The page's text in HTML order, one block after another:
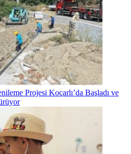
Projesi Koçarlı’da Başladı ve